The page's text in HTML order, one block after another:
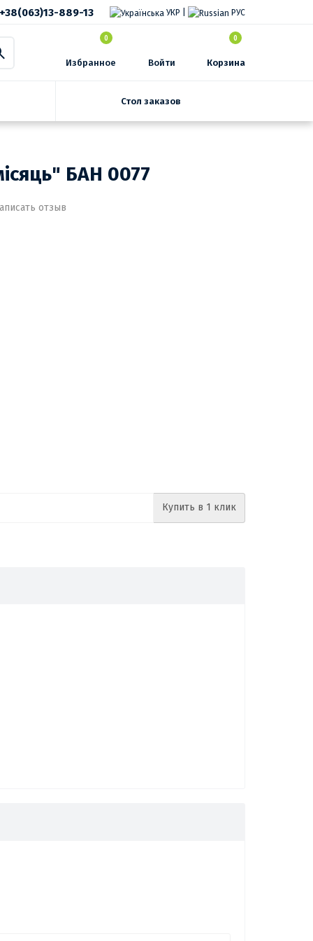
+38(063)13-889-13 УКР РУС
0
Избранное Войти
0
Корзина
Стол заказов
БАН 0077
отзыв
Купить в 1 клик